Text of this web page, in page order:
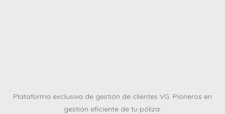
Plataforma exclusiva de gestión de clientes VG. Pioneros en
gestión eficiente de tu póliza.